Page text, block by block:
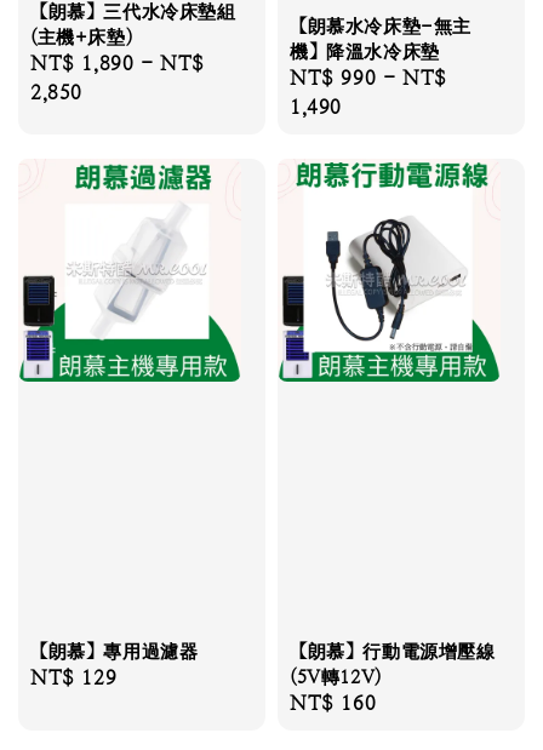
【朗慕】三代水冷床墊組
(主機+床墊)
Regular
price
NT$ 1,890 -NT$
2,850
【朗慕水冷床墊-無主
機】降溫水冷床墊
Regular
price
NT$ 990 -NT$
1,490
【朗慕】專用過濾器
Regular
NT$ 129
【朗慕】行動電源增壓線
(5V轉12V)
Regular
NT$ 160